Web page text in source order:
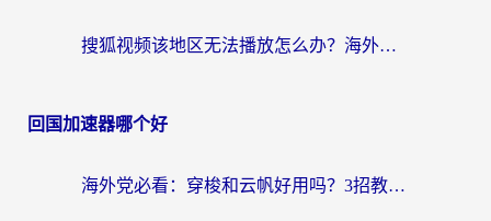
搜狐视频该地区无法播放怎么办？海外党亲测有效的回国加速指南
回国加速器哪个好
海外党必看：穿梭和云帆好用吗？3招教你选对回国加速器（附PTT翻墙+QuickbackFly2CN对比）